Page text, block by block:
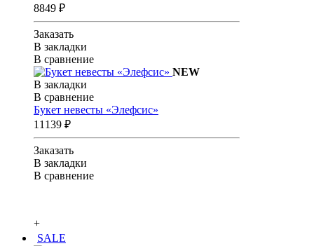
8849 ₽
Заказать
В закладки
В сравнение
NEW
В закладки
В сравнение
Букет невесты «Элефсис»
11139 ₽
Заказать
В закладки
В сравнение
+
SALE